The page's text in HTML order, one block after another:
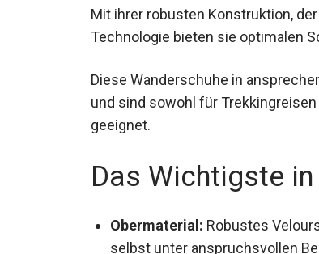
Mit ihrer robusten Konstruktion,
Technologie bieten sie optimalen
Diese Wanderschuhe in
und sind sowohl für
geeignet.
Das Wichtigste in
Obermaterial: Robustes
selbst unter anspruchsvollen